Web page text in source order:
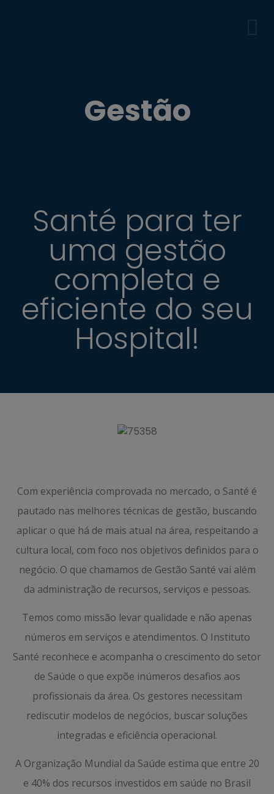
Gestão
Santé para ter
uma gestão
completa e
eficiente do seu
Hospital!
Com experiência comprovada no mercado, o Santé é
pautado nas melhores técnicas de gestão, buscando
aplicar o que há de mais atual na área, respeitando a
cultura local, com foco nos objetivos definidos para o
negócio. O que chamamos de Gestão Santé vai além
da administração de recursos, serviços e pessoas.
Temos como missão levar qualidade e não apenas
números em serviços e atendimentos. O Instituto
Santé reconhece e acompanha o crescimento do setor
de Saúde o que expõe inúmeros desafios aos
profissionais da área. Os gestores necessitam
rediscutir modelos de negócios, buscar soluções
integradas e eficiência operacional.
A Organização Mundial da Saúde estima que entre 20
e 40% dos recursos investidos em saúde no Brasil